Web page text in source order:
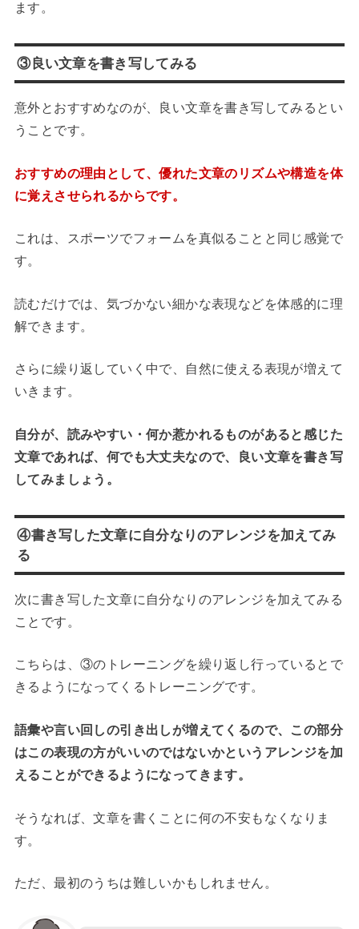
ます。
③良い文章を書き写してみる
意外とおすすめなのが、良い文章を書き写してみるとい
うことです。
おすすめの理由として、優れた文章のリズムや構造を体
に覚えさせられるからです。
これは、スポーツでフォームを真似ることと同じ感覚で
す。
読むだけでは、気づかない細かな表現などを体感的に理
解できます。
さらに繰り返していく中で、自然に使える表現が増えて
いきます。
自分が、読みやすい・何か惹かれるものがあると感じた
文章であれば、何でも大丈夫なので、
良い文章を書き写
してみましょう。
④書き写した文章に自分なりのアレンジを加えてみ
る
次に書き写した文章に自分なりのアレンジを加えてみる
ことです。
こちらは、③のトレーニングを繰り返し行っているとで
きるようになってくるトレーニングです。
語彙や言い回しの引き出しが増えてくるので、この部分
はこの表現の方がいいのではないかというアレンジを加
えることができるようになってきます。
そうなれば、文章を書くことに何の不安もなくなりま
す。
ただ、最初のうちは難しいかもしれません。